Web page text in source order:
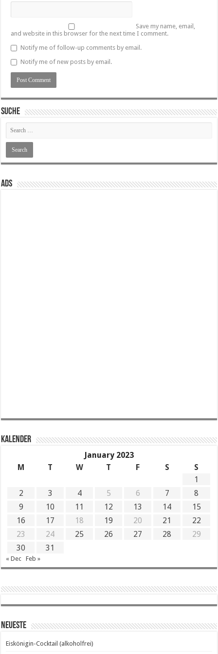
Save my name, email,
and website in this browser for the next time I comment.
Notify me of follow-up comments by email.
Notify me of new posts by email.
SUCHE
ADS
KALENDER
January 2023
M
T W T F S
S
1
2
3 4 5 6 7
8
9
10 11 12 13 14
15
16
17 18 19 20 21
22
23
24 25 26 27 28
29
30
31
« Dec Feb »
Neueste
Eiskönigin-Cocktail (alkoholfrei)